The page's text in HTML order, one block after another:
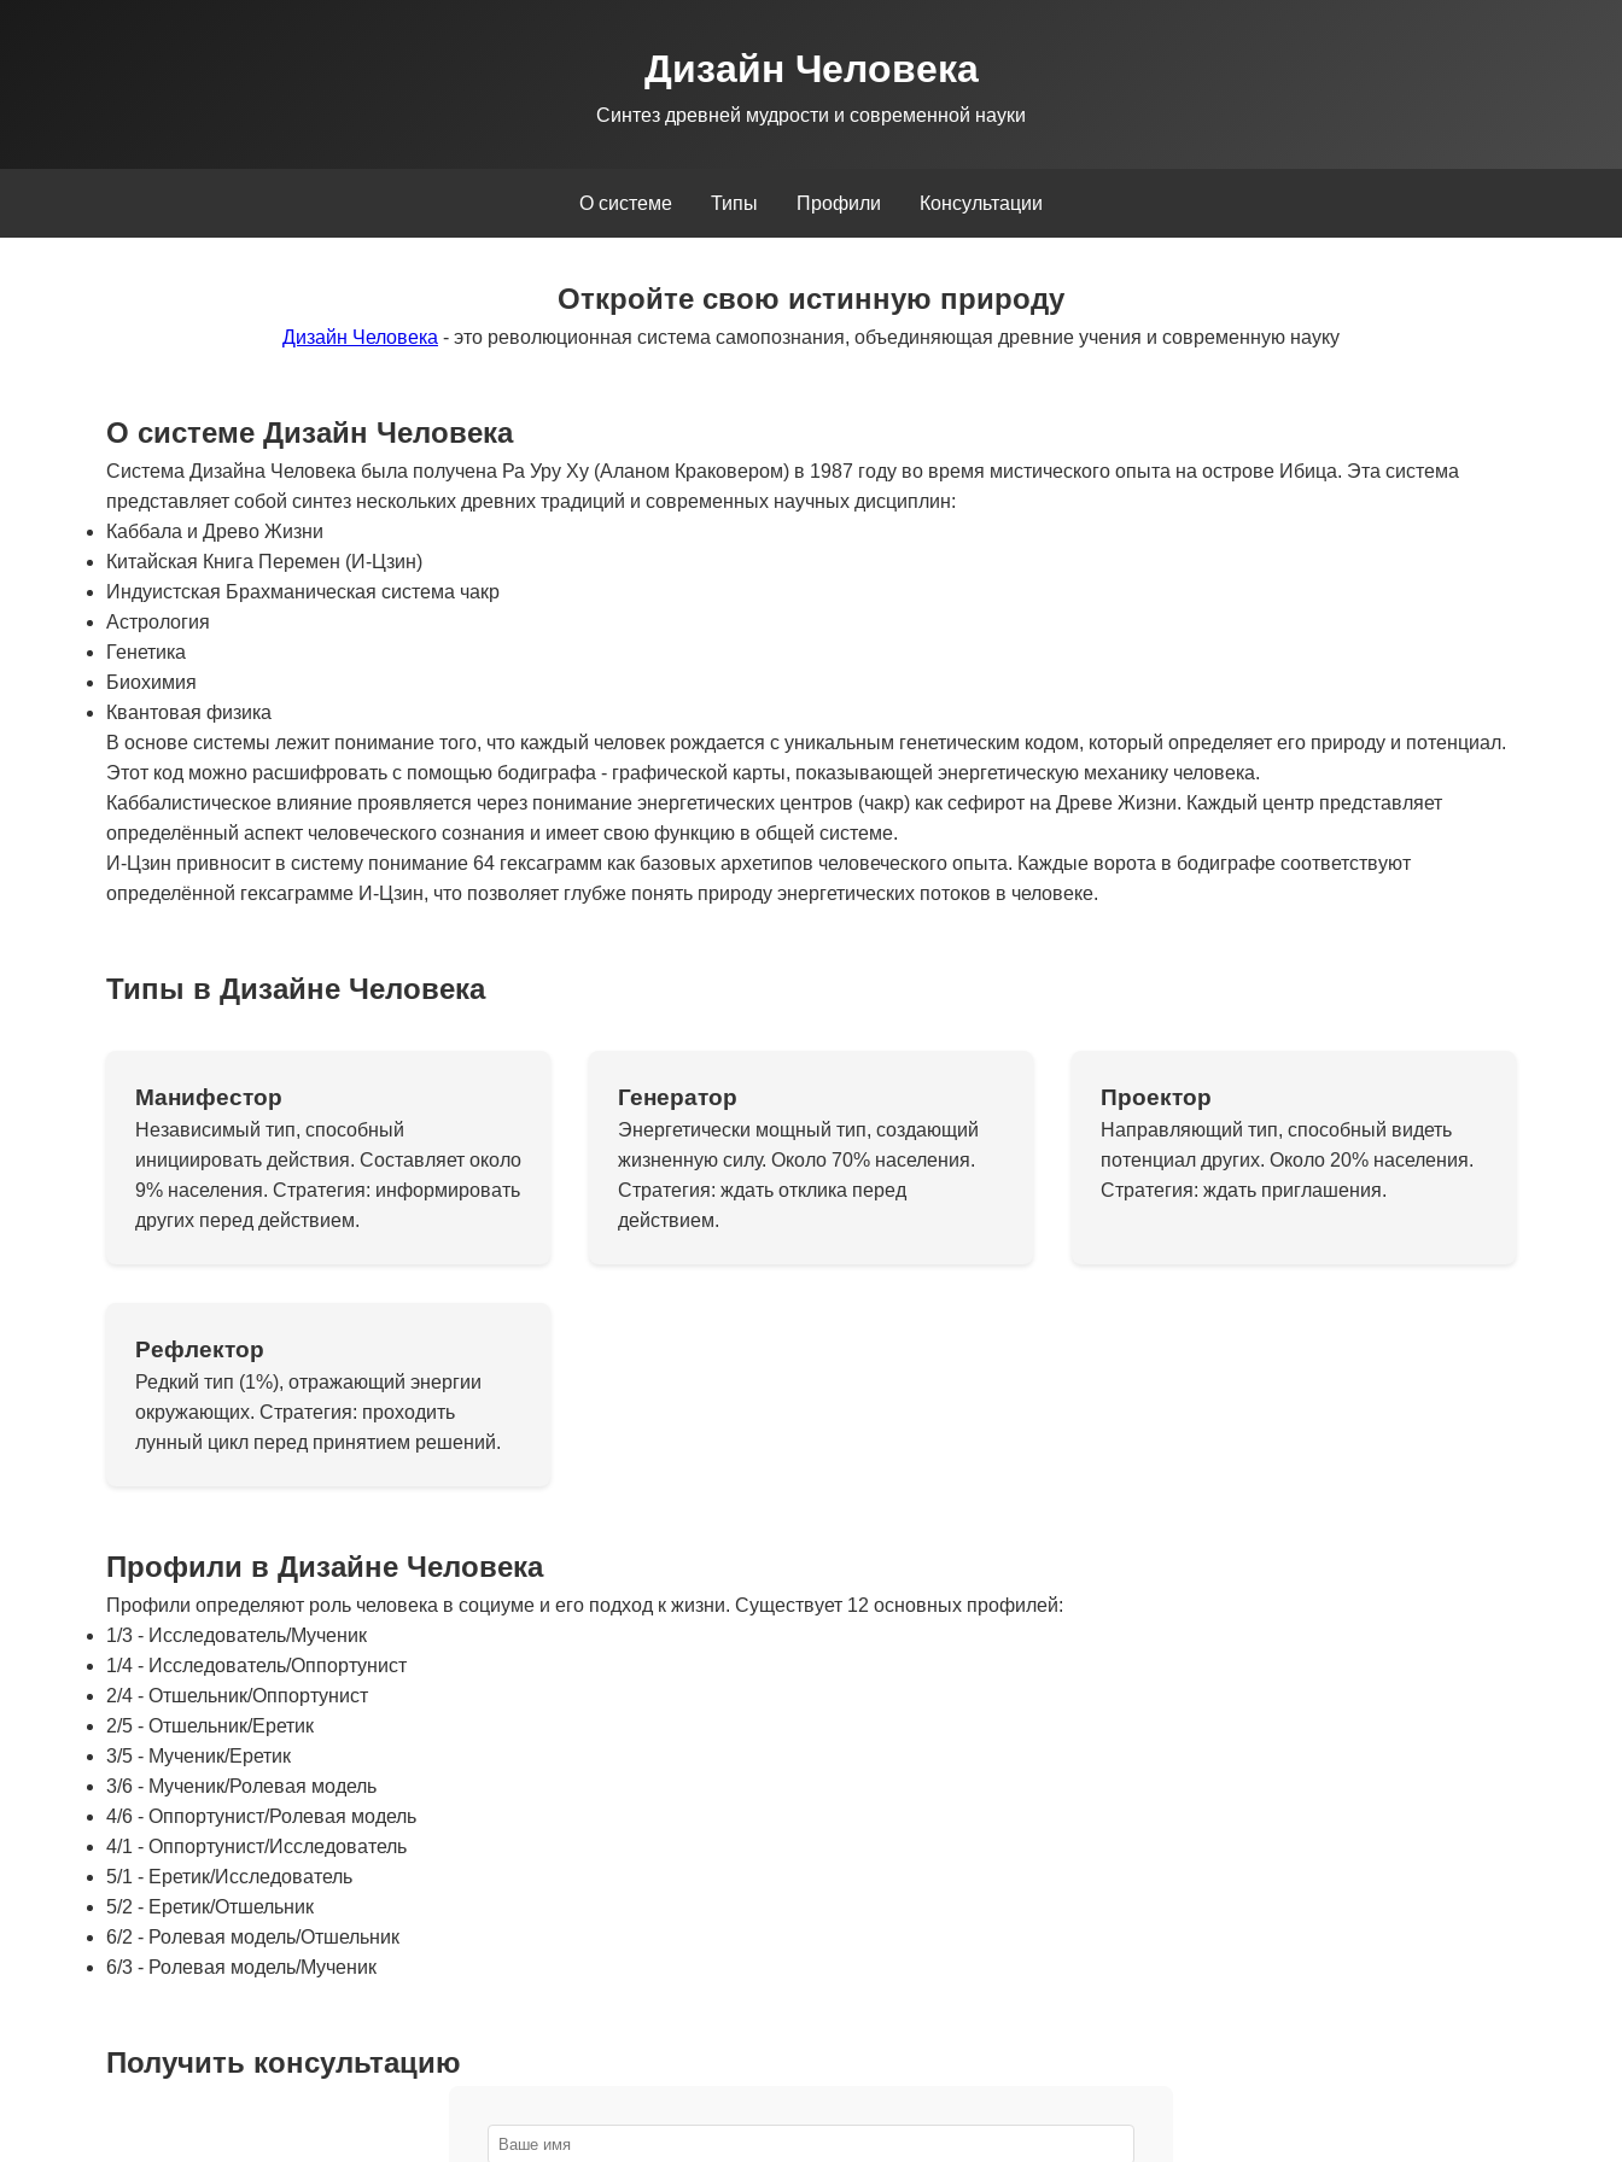
Дизайн Человека
Синтез древней мудрости и современной науки
О системе Типы Профили Консультации
Откройте свою истинную природу
Дизайн Человека - это революционная система самопознания, объединяющая древние учения и современную науку
О системе Дизайн Человека
Система Дизайна Человека была получена Ра Уру Ху (Аланом Краковером) в 1987 году во время мистического опыта на острове Ибица. Эта система
представляет собой синтез нескольких древних традиций и современных научных дисциплин:
Каббала и Древо Жизни
Китайская Книга Перемен (И-Цзин)
Индуистская Брахманическая система чакр
Астрология
Генетика
Биохимия
Квантовая физика
В основе системы лежит понимание того, что каждый человек рождается с уникальным генетическим кодом, который определяет его природу и потенциал.
Этот код можно расшифровать с помощью бодиграфа - графической карты, показывающей энергетическую механику человека.
Каббалистическое влияние проявляется через понимание энергетических центров (чакр) как сефирот на Древе Жизни. Каждый центр представляет
определённый аспект человеческого сознания и имеет свою функцию в общей системе.
И-Цзин привносит в систему понимание 64 гексаграмм как базовых архетипов человеческого опыта. Каждые ворота в бодиграфе соответствуют
определённой гексаграмме И-Цзин, что позволяет глубже понять природу энергетических потоков в человеке.
Типы в Дизайне Человека
Манифестор
Независимый тип, способный
инициировать действия. Составляет около
9% населения. Стратегия: информировать
других перед действием.
Генератор
Энергетически мощный тип, создающий
жизненную силу. Около 70% населения.
Стратегия: ждать отклика перед
действием.
Проектор
Направляющий тип, способный видеть
потенциал других. Около 20% населения.
Стратегия: ждать приглашения.
Рефлектор
Редкий тип (1%), отражающий энергии
окружающих. Стратегия: проходить
лунный цикл перед принятием решений.
Профили в Дизайне Человека
Профили определяют роль человека в социуме и его подход к жизни. Существует 12 основных профилей:
1/3 - Исследователь/Мученик
1/4 - Исследователь/Оппортунист
2/4 - Отшельник/Оппортунист
2/5 - Отшельник/Еретик
3/5 - Мученик/Еретик
3/6 - Мученик/Ролевая модель
4/6 - Оппортунист/Ролевая модель
4/1 - Оппортунист/Исследователь
5/1 - Еретик/Исследователь
5/2 - Еретик/Отшельник
6/2 - Ролевая модель/Отшельник
6/3 - Ролевая модель/Мученик
Получить консультацию